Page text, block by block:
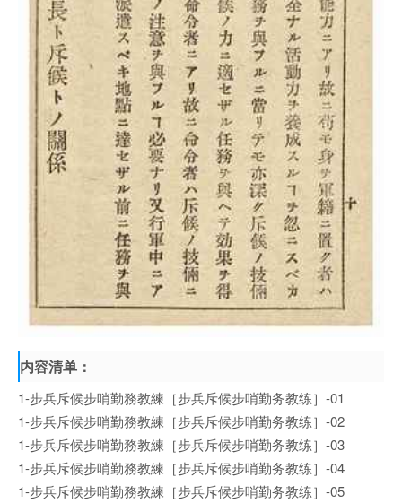
内容清单：
1-步兵斥候步哨勤務教練［步兵斥候步哨勤务教练］-01
1-步兵斥候步哨勤務教練［步兵斥候步哨勤务教练］-02
1-步兵斥候步哨勤務教練［步兵斥候步哨勤务教练］-03
1-步兵斥候步哨勤務教練［步兵斥候步哨勤务教练］-04
1-步兵斥候步哨勤務教練［步兵斥候步哨勤务教练］-05